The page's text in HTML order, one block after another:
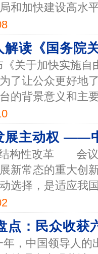
和加快建设高水
读《国务院
关于加快实施
了让公众更好地
的背景意义和主
展主动权 ——
性改革 会议
新常态的重大创
选择，是适应我
点：民众收获
，中国领导人